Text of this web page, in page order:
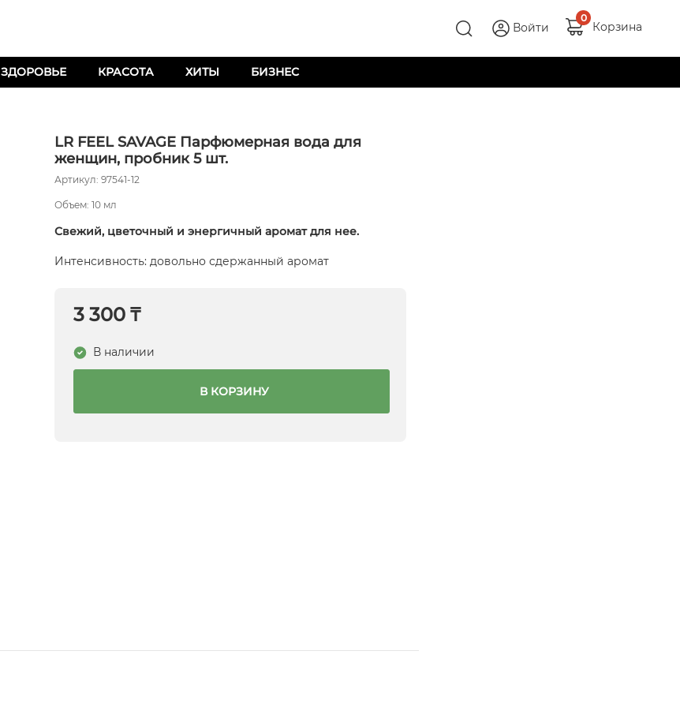
Войти
0
Корзина
ЗДОРОВЬЕ КРАСОТА ХИТЫ БИЗНЕС
LR FEEL SAVAGE Парфюмерная вода для
женщин, пробник 5 шт.
Артикул: 97541-12
Объем: 10 мл
Свежий, цветочный и энергичный аромат для нее.
Интенсивность: довольно сдержанный аромат
3 300 ₸
В наличии
В КОРЗИНУ